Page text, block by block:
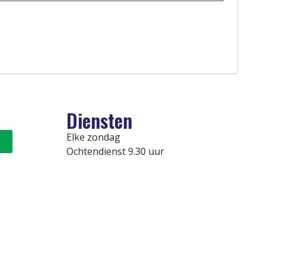
Diensten
Elke zondag
Ochtendienst 9.30 uur